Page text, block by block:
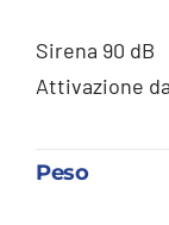
Sirena 90 dB
Attivazione
Peso